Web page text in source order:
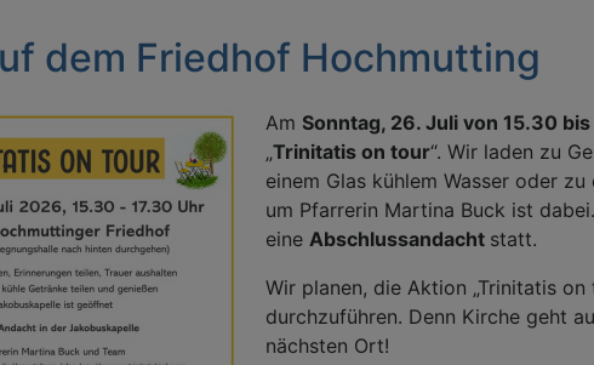
dem Friedhof Hochmutting
Am Sonntag, 26. Juli von 15.30 bis
„Trinitatis on tour“. Wir laden zu
einem Glas kühlem Wasser oder
um Pfarrerin Martina Buck ist
eine Abschlussandacht statt.
Wir planen, die Aktion „Trinitatis
durchzuführen. Denn Kirche geht
nächsten Ort!